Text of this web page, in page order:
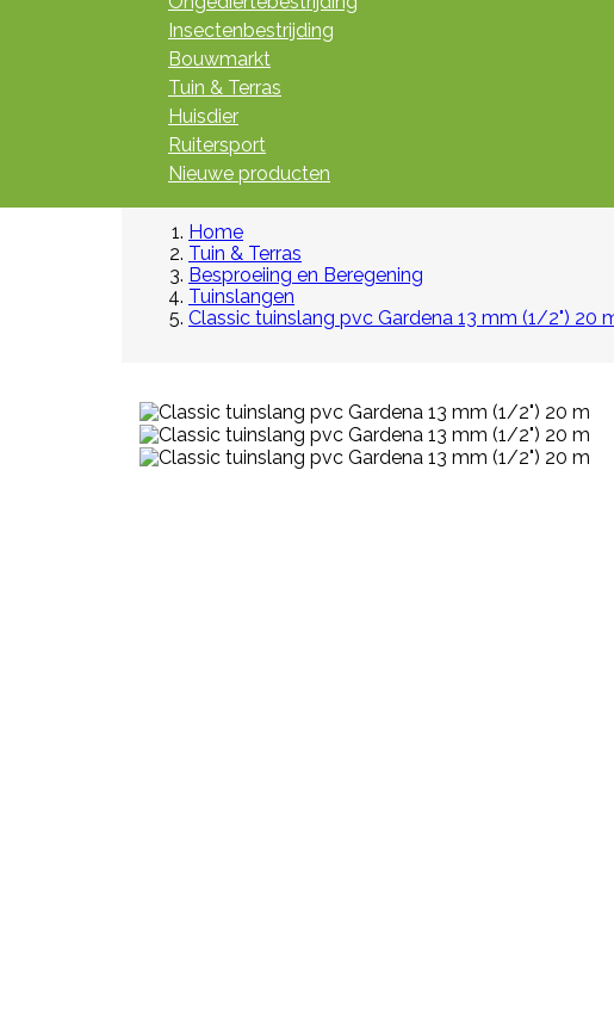
Insectenbestrijding
Bouwmarkt
Tuin & Terras
Huisdier
Ruitersport
Nieuwe producten
Home
Tuin & Terras
Besproeiing en Beregening
Tuinslangen
Classic tuinslang pvc Gardena 13 mm (1/2") 20